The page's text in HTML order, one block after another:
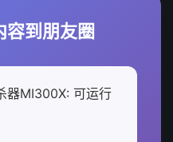
到朋友圈
器MI300X: 可运行